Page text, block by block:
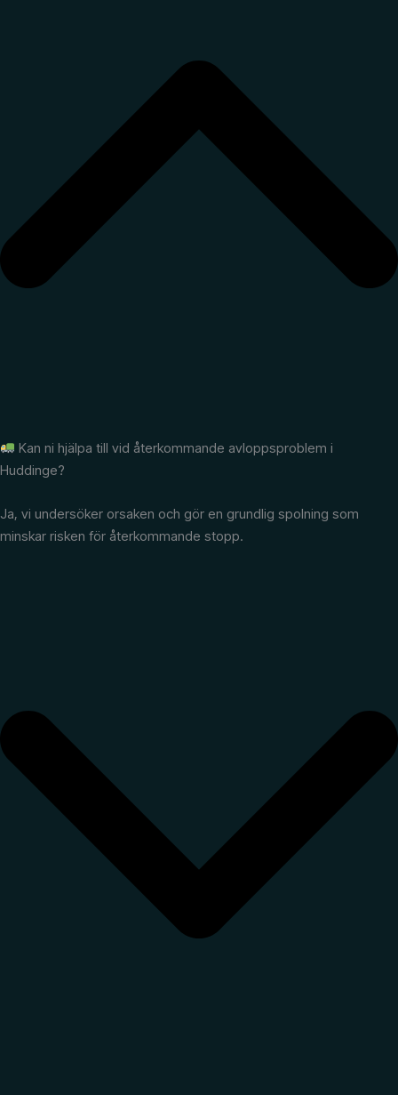
Kan ni hjälpa till vid återkommande avloppsproblem i
Huddinge?
Ja, vi undersöker orsaken och gör en grundlig spolning som
minskar risken för återkommande stopp.